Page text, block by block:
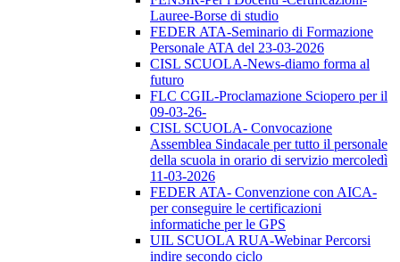
Lauree-Borse di studio
FEDER ATA-Seminario di Formazione
Personale ATA del 23-03-2026
CISL SCUOLA-News-diamo forma al
futuro
FLC CGIL-Proclamazione Sciopero per il
09-03-26-
CISL SCUOLA- Convocazione
Assemblea Sindacale per tutto il personale
della scuola in orario di servizio mercoledì
11-03-2026
FEDER ATA- Convenzione con AICA-
per conseguire le certificazioni
informatiche per le GPS
UIL SCUOLA RUA-Webinar Percorsi
indire secondo ciclo